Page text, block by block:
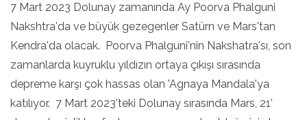
7 Mart 2023 Dolunay zamanında Ay Poorva Phalguni
Nakshtra'da ve büyük gezegenler Satürn ve Mars'tan
Kendra'da olacak. Poorva Phalguni'nin Nakshatra'sı, son
zamanlarda kuyruklu yıldızın ortaya çıkışı sırasında
depreme karşı çok hassas olan 'Agnaya Mandala'ya
katılıyor. 7 Mart 2023'teki Dolunay sırasında Mars, 21’